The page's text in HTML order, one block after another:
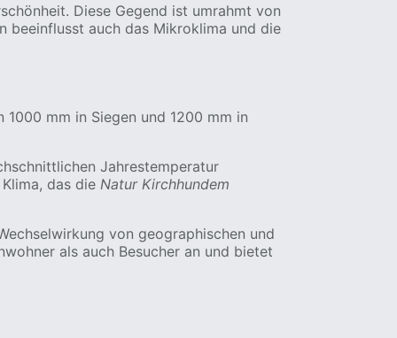
Diese Gegend ist umrahmt von
beeinflusst auch das Mikroklima und die
mm in Siegen und 1200 mm in
Jahrestemperatur
das die Natur Kirchhundem
von geographischen und
als auch Besucher an und bietet